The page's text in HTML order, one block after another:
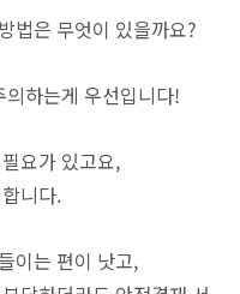
법은 무엇이 있을까요?
하는게 우선입니다!
요가 있고요,
니다.
이는 편이 낫고,